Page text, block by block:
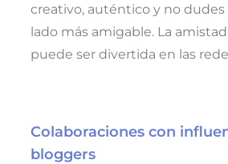
creativo, auténtico y no
lado más amigable. La
puede ser divertida en las
Colaboraciones con
bloggers